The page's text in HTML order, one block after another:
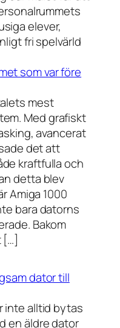
elever,
fri spelvärld
som var före
mest
Med grafiskt
avancerat
det att
kraftfulla och
detta blev
Amiga 1000
bara datorns
Bakom
[…]
dator till
inte alltid bytas
en äldre dator